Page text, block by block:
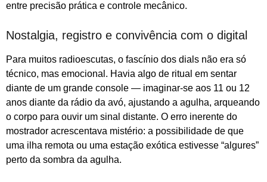
entre precisão prática e controle mecânico.
Nostalgia, registro e convivência com o digital
Para muitos radioescutas, o fascínio dos dials não era só
técnico, mas emocional. Havia algo de ritual em sentar
diante de um grande console — imaginar‑se aos 11 ou 12
anos diante da rádio da avó, ajustando a agulha, arqueando
o corpo para ouvir um sinal distante. O erro inerente do
mostrador acrescentava mistério: a possibilidade de que
uma ilha remota ou uma estação exótica estivesse “algures”
perto da sombra da agulha.